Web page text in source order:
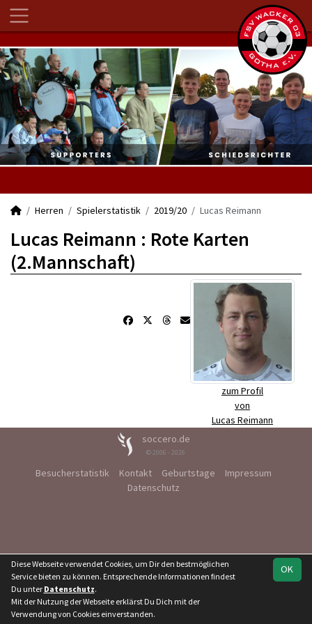
Herren Spielerstatistik 2019/20 Lucas Reimann
Lucas Reimann : Rote Karten
(2.Mannschaft)
zum Profil
von
Lucas Reimann
soccero.de
© 2006 - 2026
Besucherstatistik Kontakt Geburtstage
Impressum
Datenschutz
OK
Diese Webseite verwendet Cookies, um Dir den bestmöglichen
Service bieten zu können. Entsprechende Informationen findest
Du unter Datenschutz.
Mit der Nutzung der Webseite erklärst Du Dich mit der
Verwendung von Cookies einverstanden.